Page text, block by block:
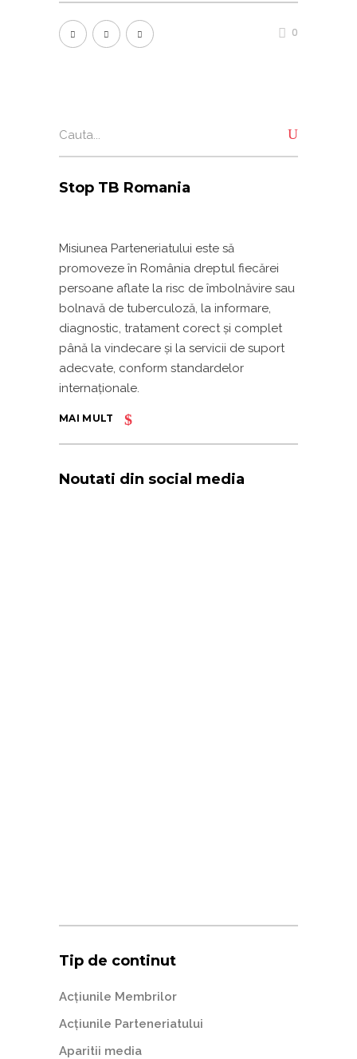
0
for:
Stop TB Romania
Misiunea Parteneriatului este să
promoveze în România dreptul fiecărei
persoane aflate la risc de îmbolnăvire sau
bolnavă de tuberculoză, la informare,
diagnostic, tratament corect și complet
până la vindecare și la servicii de suport
adecvate, conform standardelor
internaționale.
MAI MULT
Noutati din social media
Tip de continut
Acțiunile Membrilor
Acțiunile Parteneriatului
Aparitii media